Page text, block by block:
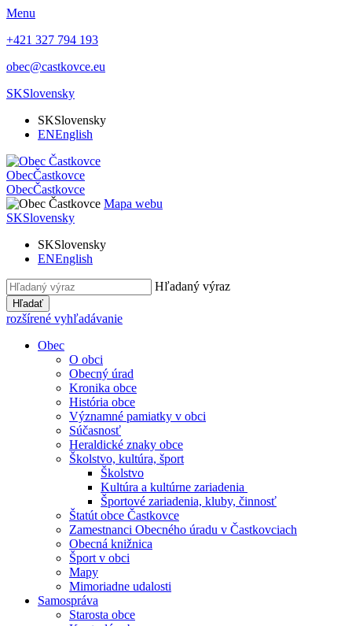
Menu
+421 327 794 193
obec@castkovce.eu
SKSlovensky
SKSlovensky
ENEnglish
ObecČastkovce
ObecČastkovce
Mapa webu
SKSlovensky
SKSlovensky
ENEnglish
Hľadaný výraz
Hľadať
rozšírené vyhľadávanie
Obec
O obci
Obecný úrad
Kronika obce
História obce
Významné pamiatky v obci
Súčasnosť
Heraldické znaky obce
Školstvo, kultúra, šport
Školstvo
Kultúra a kultúrne zariadenia
Športové zariadenia, kluby, činnosť
Štatút obce Častkovce
Zamestnanci Obecného úradu v Častkovciach
Obecná knižnica
Šport v obci
Mapy
Mimoriadne udalosti
Samospráva
Starosta obce